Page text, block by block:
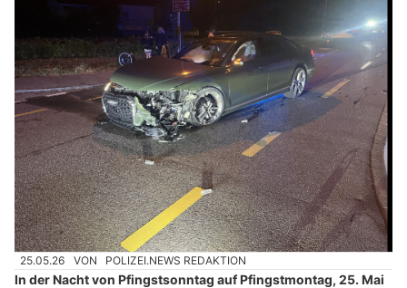
25.05.26 VON POLIZEI.NEWS REDAKTION
In der Nacht von Pfingstsonntag auf Pfingstmontag, 25. Mai